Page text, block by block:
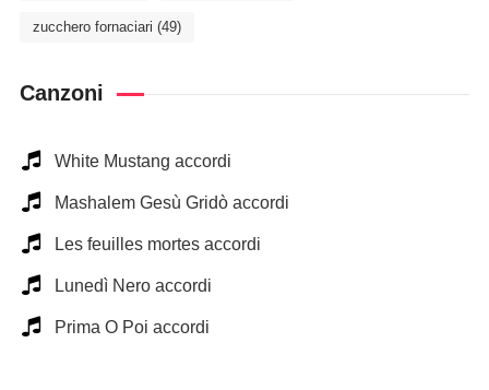
zucchero fornaciari (49)
Canzoni
White Mustang accordi
Mashalem Gesù Gridò accordi
Les feuilles mortes accordi
Lunedì Nero accordi
Prima O Poi accordi